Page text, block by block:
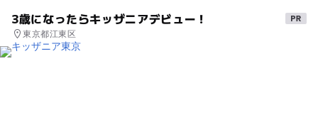
3歳になったらキッザニアデビュー！
東京都江東区